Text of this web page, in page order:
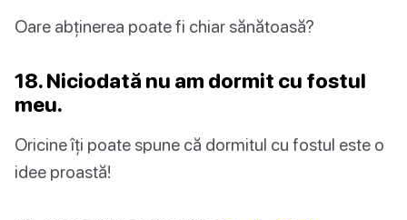
Oare abținerea poate fi chiar sănătoasă?
18. Niciodată nu am dormit cu fostul
meu.
Oricine îți poate spune că dormitul cu fostul este o
idee proastă!